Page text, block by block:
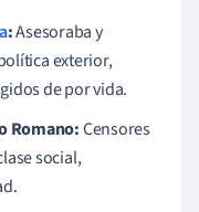
:Asesoraba y
exterior,
de por vida.
Romano:Censores
social,